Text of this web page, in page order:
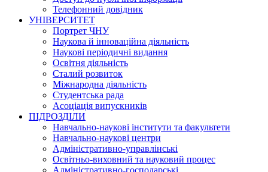
Телефонний довідник
УНІВЕРСИТЕТ
Портрет ЧНУ
Наукова й інноваційна діяльність
Наукові періодичні видання
Освітня діяльність
Сталий розвиток
Міжнародна діяльність
Студентська рада
Асоціація випускників
ПІДРОЗДІЛИ
Навчально-наукові інститути та факультети
Навчально-наукові центри
Адміністративно-управлінські
Освітньо-виховний та науковий процес
Адміністративно-господарські